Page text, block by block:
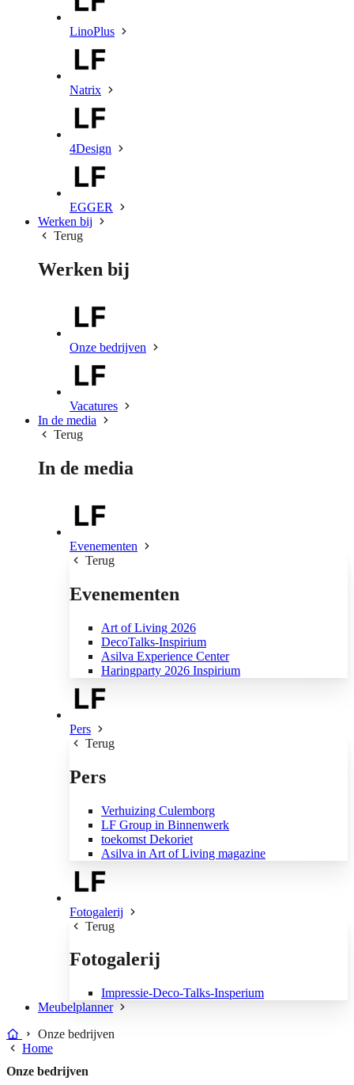
LinoPlus
Natrix
4Design
EGGER
Werken bij
Terug
Werken bij
Onze bedrijven
Vacatures
In de media
Terug
In de media
Evenementen
Terug
Evenementen
Art of Living 2026
DecoTalks-Inspirium
Asilva Experience Center
Haringparty 2026 Inspirium
Pers
Terug
Pers
Verhuizing Culemborg
LF Group in Binnenwerk
toekomst Dekoriet
Asilva in Art of Living magazine
Fotogalerij
Terug
Fotogalerij
Impressie-Deco-Talks-Insperium
Meubelplanner
Onze bedrijven
Home
Onze bedrijven